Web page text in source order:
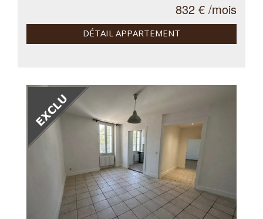
832 € /mois
DÉTAIL APPARTEMENT